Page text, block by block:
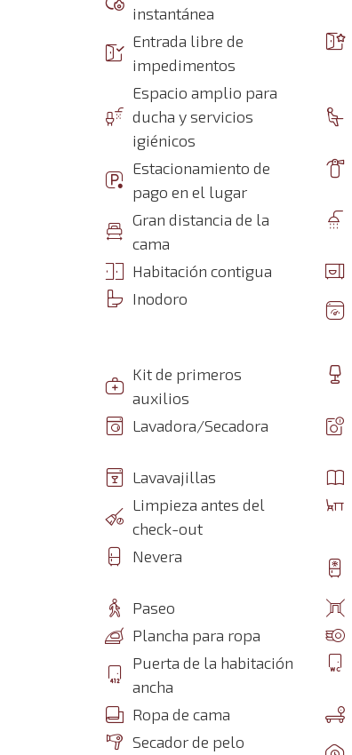
instantánea
Entrada libre de
impedimentos
Espacio amplio para
ducha y servicios
igiénicos
Estacionamiento de
pago en el lugar
Gran distancia de la
cama
Habitación contigua
Inodoro
Kit de primeros
auxilios
Lavadora/Secadora
Lavavajillas
Limpieza antes del
check-out
Nevera
Paseo
Plancha para ropa
Puerta de la habitación
ancha
Ropa de cama
Secador de pelo